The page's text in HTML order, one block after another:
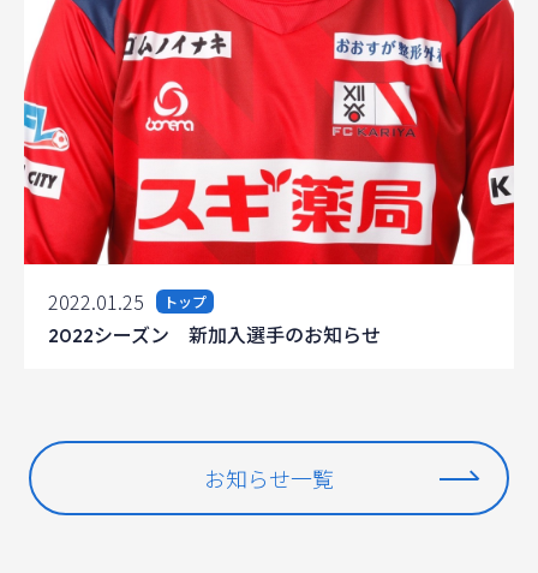
2022.01.25 トップ
2022シーズン 新加入選手のお知らせ
お知らせ一覧